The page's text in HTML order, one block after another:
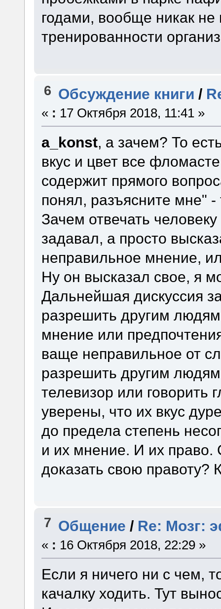
годами, вообще никак не
тренированности
6 Обсуждение книги /
« : 17 Октября 2018, 11:41 »
a_konst, а зачем? То
вкус и цвет все
содержит прямого
понял, разъясните мне"
Зачем отвечать
задавал, а просто
неправильное мнение,
Ну он высказал свое, я
Дальнейшая дискуссия
разрешить другим
мнение или
ваще неправильное от
разрешить другим
телевизор или говорить
уверены, что их вкус
до предела степень
и их мнение. И их право.
доказать свою правоту?
7 Общение / Re: Мозг:
« : 16 Октября 2018, 22:29 »
Если я ничего ни с чем,
качалку ходить. Тут